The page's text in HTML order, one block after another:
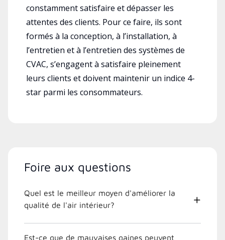
constamment satisfaire et dépasser les
attentes des clients. Pour ce faire, ils sont
formés à la conception, à l’installation, à
l’entretien et à l’entretien des systèmes de
CVAC, s’engagent à satisfaire pleinement
leurs clients et doivent maintenir un indice 4-
star parmi les consommateurs.
Foire aux questions
Quel est le meilleur moyen d'améliorer la
qualité de l'air intérieur?
Est-ce que de mauvaises gaines peuvent